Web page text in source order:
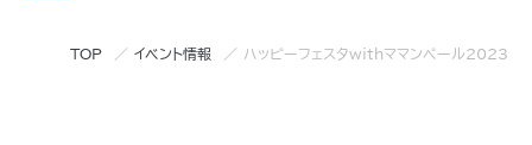
TOP イベント情報 ハッピーフェスタwithママンペール2023